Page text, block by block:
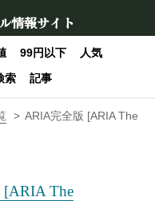
情報サイト
99円以下
人気
索 記事
ARIA完全版 [ARIA The
The